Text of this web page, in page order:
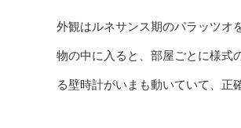
外観はルネサンス期のパラッツオ
物の中に入ると、部屋ごとに様式
る壁時計がいまも動いていて、正